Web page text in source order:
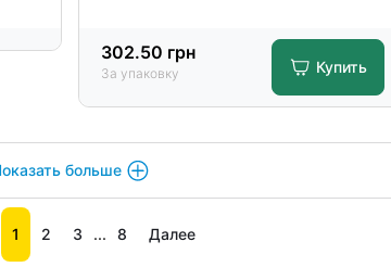
302.50 грн
За упаковку Купить
больше
1 2 3 ... 8 Далее